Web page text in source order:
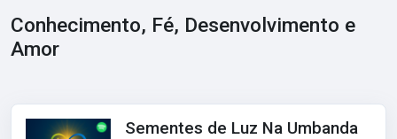
Conhecimento, Fé, Desenvolvimento e
Amor
Sementes de Luz Na Umbanda